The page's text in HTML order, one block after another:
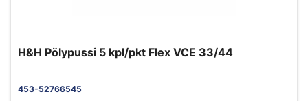
H&H Pölypussi 5 kpl/pkt Flex VCE 33/44
453-52766545